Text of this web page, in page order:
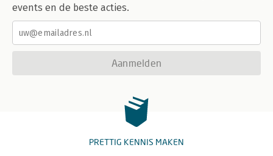
events en de beste acties.
Aanmelden
PRETTIG KENNIS MAKEN